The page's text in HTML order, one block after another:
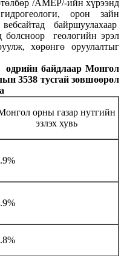
/АМЕР/-ийн хүрээнд
орон зайн
байршуулахаар
геологийн эрэл
хөрөнгө оруулалтыг
байдлаар Монгол
3538 тусгай зөвшөөрөл
орны газар нутгийн
эзлэх хувь